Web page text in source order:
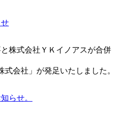
株式会社ＹＫイノアスが合併
会社」が発足いたしました。
らせ。